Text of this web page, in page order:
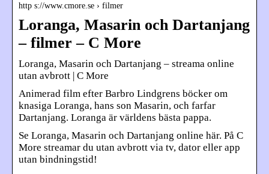
http s://www.cmore.se › filmer
Loranga, Masarin och Dartanjang
– filmer – C More
Loranga, Masarin och Dartanjang – streama online
utan avbrott | C More
Animerad film efter Barbro Lindgrens böcker om
knasiga Loranga, hans son Masarin, och farfar
Dartanjang. Loranga är världens bästa pappa.
Se Loranga, Masarin och Dartanjang online här. På C
More streamar du utan avbrott via tv, dator eller app
utan bindningstid!